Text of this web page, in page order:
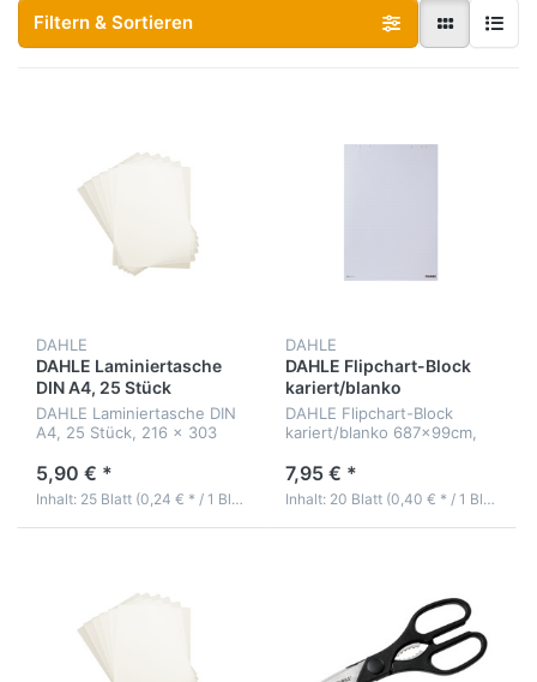
Filtern & Sortieren
DAHLE
DAHLE Laminiertasche
DIN A4, 25 Stück
DAHLE Laminiertasche DIN
A4, 25 Stück, 216 x 303
5,90 € *
Inhalt: 25 Blatt (0,24 € * / 1 Blatt)
DAHLE
DAHLE Flipchart-Block
kariert/blanko
DAHLE Flipchart-Block
kariert/blanko 687x99cm,
7,95 € *
Inhalt: 20 Blatt (0,40 € * / 1 Blatt)